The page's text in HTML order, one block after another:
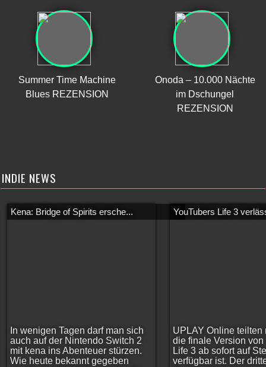
Summer Time Machine
Blues REZENSION
Onoda – 10.000 Nächte
im Dschungel
REZENSION
INDIE NEWS
Kena: Bridge of Spirits ersche...
In wenigen Tagen darf man sich
auch auf der Nintendo Switch 2
mit kena ins Abenteuer stürzen.
Wie heute bekannt gegeben
YouTubers Life 3
UPLAY Online teilten
die finale Version von
Life 3 ab sofort auf
verfügbar ist. Der